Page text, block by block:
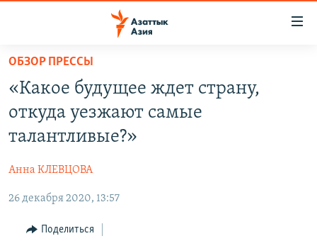
Вернуться
основному
содержанию
Вернутся
главной
Вернутся
поиску
ЦЕНТРАЛЬНАЯ АЗИЯ
ТАДЖИКИСТАН
ВОЙНА В УКРАИНЕ
КЫРГЫЗЧА
ЎЗБЕКЧА
ПОДПИШИТЕСЬ НА НАС В СОЦСЕТЯХ
ОБЗОР ПРЕССЫ
«Какое будущее ждет страну,
откуда уезжают самые
талантливые?»
Анна КЛЕВЦОВА
26 декабря 2020, 13:57
Поделиться